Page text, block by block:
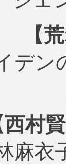
【
デン
西村
麻衣